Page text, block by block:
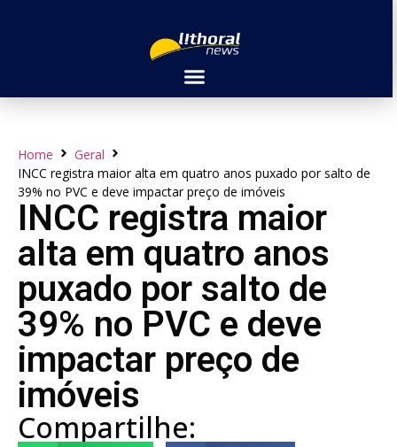
Home
Geral
INCC registra maior alta em quatro anos puxado por salto de
39% no PVC e deve impactar preço de imóveis
INCC registra maior
alta em quatro anos
puxado por salto de
39% no PVC e deve
impactar preço de
imóveis
Compartilhe: